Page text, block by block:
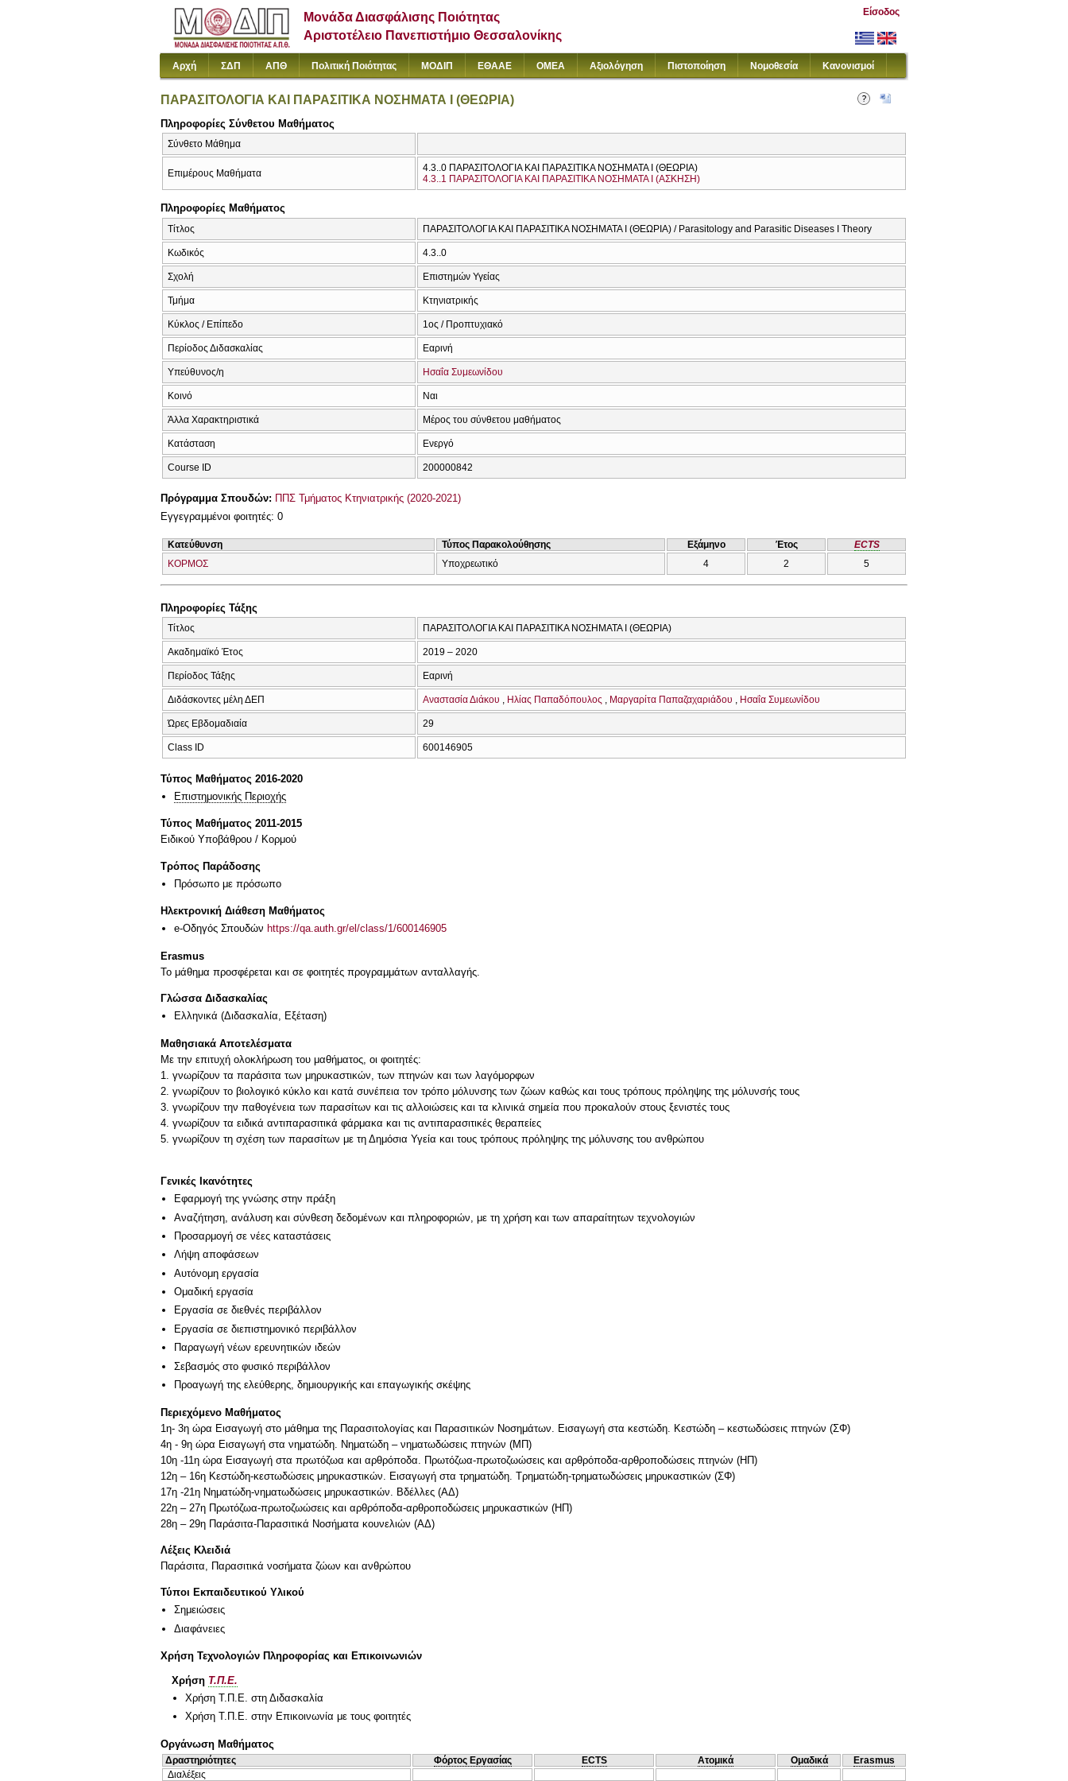
Μονάδα Διασφάλισης Ποιότητας
Αριστοτέλειο Πανεπιστήμιο Θεσσαλονίκης
Είσοδος
Αρχή ΣΔΠ ΑΠΘ Πολιτική Ποιότητας ΜΟΔΙΠ ΕΘΑΑΕ ΟΜΕΑ Αξιολόγηση Πιστοποίηση Νομοθεσία Κανονισμοί
ΠΑΡΑΣΙΤΟΛΟΓΙΑ ΚΑΙ ΠΑΡΑΣΙΤΙΚΑ ΝΟΣΗΜΑΤΑ Ι (ΘΕΩΡΙΑ)
Πληροφορίες Σύνθετου Μαθήματος
Σύνθετο Μάθημα
Επιμέρους Μαθήματα
4.3..0 ΠΑΡΑΣΙΤΟΛΟΓΙΑ ΚΑΙ ΠΑΡΑΣΙΤΙΚΑ ΝΟΣΗΜΑΤΑ Ι (ΘΕΩΡΙΑ)
4.3..1 ΠΑΡΑΣΙΤΟΛΟΓΙΑ ΚΑΙ ΠΑΡΑΣΙΤΙΚΑ ΝΟΣΗΜΑΤΑ Ι (ΑΣΚΗΣΗ)
Πληροφορίες Μαθήματος
Τίτλος ΠΑΡΑΣΙΤΟΛΟΓΙΑ ΚΑΙ ΠΑΡΑΣΙΤΙΚΑ ΝΟΣΗΜΑΤΑ Ι (ΘΕΩΡΙΑ) / Parasitology and Parasitic Diseases I Theory
Κωδικός 4.3..0
Σχολή Επιστημών Υγείας
Τμήμα Κτηνιατρικής
Κύκλος / Επίπεδο 1ος / Προπτυχιακό
Περίοδος Διδασκαλίας Εαρινή
Υπεύθυνος/η Ησαΐα Συμεωνίδου
Κοινό Ναι
Άλλα Χαρακτηριστικά Μέρος του σύνθετου μαθήματος
Κατάσταση Ενεργό
Course ID 200000842
Πρόγραμμα Σπουδών: ΠΠΣ Τμήματος Κτηνιατρικής (2020-2021)
Εγγεγραμμένοι φοιτητές: 0
Κατεύθυνση Τύπος Παρακολούθησης Εξάμηνο Έτος
ECTS
ΚΟΡΜΟΣ
Υποχρεωτικό 4 2 5
Πληροφορίες Τάξης
Τίτλος ΠΑΡΑΣΙΤΟΛΟΓΙΑ ΚΑΙ ΠΑΡΑΣΙΤΙΚΑ ΝΟΣΗΜΑΤΑ Ι (ΘΕΩΡΙΑ)
Ακαδημαϊκό Έτος 2019 – 2020
Περίοδος Τάξης Εαρινή
Διδάσκοντες μέλη ΔΕΠ Αναστασία Διάκου Ηλίας Παπαδόπουλος Μαργαρίτα Παπαζαχαριάδου Ησαΐα Συμεωνίδου
Ώρες Εβδομαδιαία 29
Class ID 600146905
Τύπος Μαθήματος 2016-2020
Επιστημονικής Περιοχής
Τύπος Μαθήματος 2011-2015
Ειδικού Υποβάθρου / Κορμού
Τρόπος Παράδοσης
Πρόσωπο με πρόσωπο
Ηλεκτρονική Διάθεση Μαθήματος
e-Οδηγός Σπουδών https://qa.auth.gr/el/class/1/600146905
Erasmus
Το μάθημα προσφέρεται και σε φοιτητές προγραμμάτων ανταλλαγής.
Γλώσσα Διδασκαλίας
Ελληνικά (Διδασκαλία, Εξέταση)
Μαθησιακά Αποτελέσματα
Με την επιτυχή ολοκλήρωση του μαθήματος, οι φοιτητές:
1. γνωρίζουν τα παράσιτα των μηρυκαστικών, των πτηνών και των λαγόμορφων
2. γνωρίζουν το βιολογικό κύκλο και κατά συνέπεια τον τρόπο μόλυνσης των ζώων καθώς και τους τρόπους πρόληψης της μόλυνσής τους
3. γνωρίζουν την παθογένεια των παρασίτων και τις αλλοιώσεις και τα κλινικά σημεία που προκαλούν στους ξενιστές τους
4. γνωρίζουν τα ειδικά αντιπαρασιτικά φάρμακα και τις αντιπαρασιτικές θεραπείες
5. γνωρίζουν τη σχέση των παρασίτων με τη Δημόσια Υγεία και τους τρόπους πρόληψης της μόλυνσης του ανθρώπου
Γενικές Ικανότητες
Εφαρμογή της γνώσης στην πράξη
Αναζήτηση, ανάλυση και σύνθεση δεδομένων και πληροφοριών, με τη χρήση και των απαραίτητων τεχνολογιών
Προσαρμογή σε νέες καταστάσεις
Λήψη αποφάσεων
Αυτόνομη εργασία
Ομαδική εργασία
Εργασία σε διεθνές περιβάλλον
Εργασία σε διεπιστημονικό περιβάλλον
Παραγωγή νέων ερευνητικών ιδεών
Σεβασμός στο φυσικό περιβάλλον
Προαγωγή της ελεύθερης, δημιουργικής και επαγωγικής σκέψης
Περιεχόμενο Μαθήματος
1η- 3η ώρα Εισαγωγή στο μάθημα της Παρασιτολογίας και Παρασιτικών Νοσημάτων. Εισαγωγή στα κεστώδη. Κεστώδη – κεστωδώσεις πτηνών (ΣΦ)
4η - 9η ώρα Εισαγωγή στα νηματώδη. Νηματώδη – νηματωδώσεις πτηνών (ΜΠ)
10η -11η ώρα Εισαγωγή στα πρωτόζωα και αρθρόποδα. Πρωτόζωα-πρωτοζωώσεις και αρθρόποδα-αρθροποδώσεις πτηνών (ΗΠ)
12η – 16η Κεστώδη-κεστωδώσεις μηρυκαστικών. Εισαγωγή στα τρηματώδη. Τρηματώδη-τρηματωδώσεις μηρυκαστικών (ΣΦ)
17η -21η Νηματώδη-νηματωδώσεις μηρυκαστικών. Βδέλλες (ΑΔ)
22η – 27η Πρωτόζωα-πρωτοζωώσεις και αρθρόποδα-αρθροποδώσεις μηρυκαστικών (ΗΠ)
28η – 29η Παράσιτα-Παρασιτικά Νοσήματα κουνελιών (ΑΔ)
Λέξεις Κλειδιά
Παράσιτα, Παρασιτικά νοσήματα ζώων και ανθρώπου
Τύποι Εκπαιδευτικού Υλικού
Σημειώσεις
Διαφάνειες
Χρήση Τεχνολογιών Πληροφορίας και Επικοινωνιών
Χρήση Τ.Π.Ε.
Χρήση Τ.Π.Ε. στη Διδασκαλία
Χρήση Τ.Π.Ε. στην Επικοινωνία με τους φοιτητές
Οργάνωση Μαθήματος
Δραστηριότητες Φόρτος Εργασίας ECTS Ατομικά Ομαδικά
Erasmus
Διαλέξεις